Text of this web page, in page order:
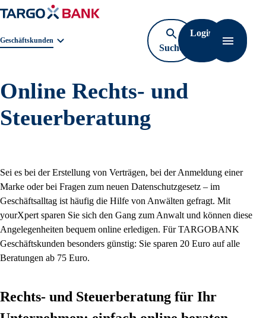
Geschäftsbereichnavigation. Aktuelle Auswahl:
Geschäftskunden
Suche
öffnen
Login
Online Rechts- und
Steuerberatung
Sei es bei der Erstellung von Verträgen, bei der Anmeldung einer
Marke oder bei Fragen zum neuen Datenschutzgesetz – im
Geschäftsalltag ist häufig die Hilfe von Anwälten gefragt. Mit
yourXpert sparen Sie sich den Gang zum Anwalt und können diese
Angelegenheiten bequem online erledigen. Für TARGOBANK
Geschäftskunden besonders günstig: Sie sparen 20 Euro auf alle
Beratungen ab 75 Euro.
Rechts- und Steuerberatung für Ihr